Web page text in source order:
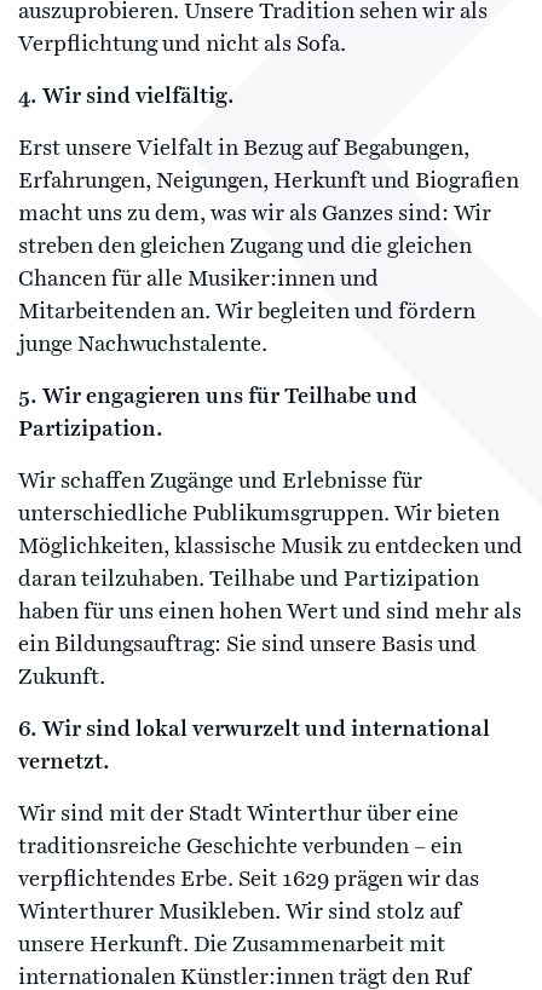
auszuprobieren. Unsere Tradition sehen wir als
Verpflichtung und nicht als Sofa.
4. Wir sind vielfältig.
Erst unsere Vielfalt in Bezug auf Begabungen,
Erfahrungen, Neigungen, Herkunft und Biografien
macht uns zu dem, was wir als Ganzes sind: Wir
streben den gleichen Zugang und die gleichen
Chancen für alle Musiker:innen und
Mitarbeitenden an. Wir begleiten und fördern
junge Nachwuchstalente.
5. Wir engagieren uns für Teilhabe und
Partizipation.
Wir schaffen Zugänge und Erlebnisse für
unterschiedliche Publikumsgruppen. Wir bieten
Möglichkeiten, klassische Musik zu entdecken und
daran teilzuhaben. Teilhabe und Partizipation
haben für uns einen hohen Wert und sind mehr als
ein Bildungsauftrag: Sie sind unsere Basis und
Zukunft.
6. Wir sind lokal verwurzelt und international
vernetzt.
Wir sind mit der Stadt Winterthur über eine
traditionsreiche Geschichte verbunden – ein
verpflichtendes Erbe. Seit 1629 prägen wir das
Winterthurer Musikleben. Wir sind stolz auf
unsere Herkunft. Die Zusammenarbeit mit
internationalen Künstler:innen trägt den Ruf